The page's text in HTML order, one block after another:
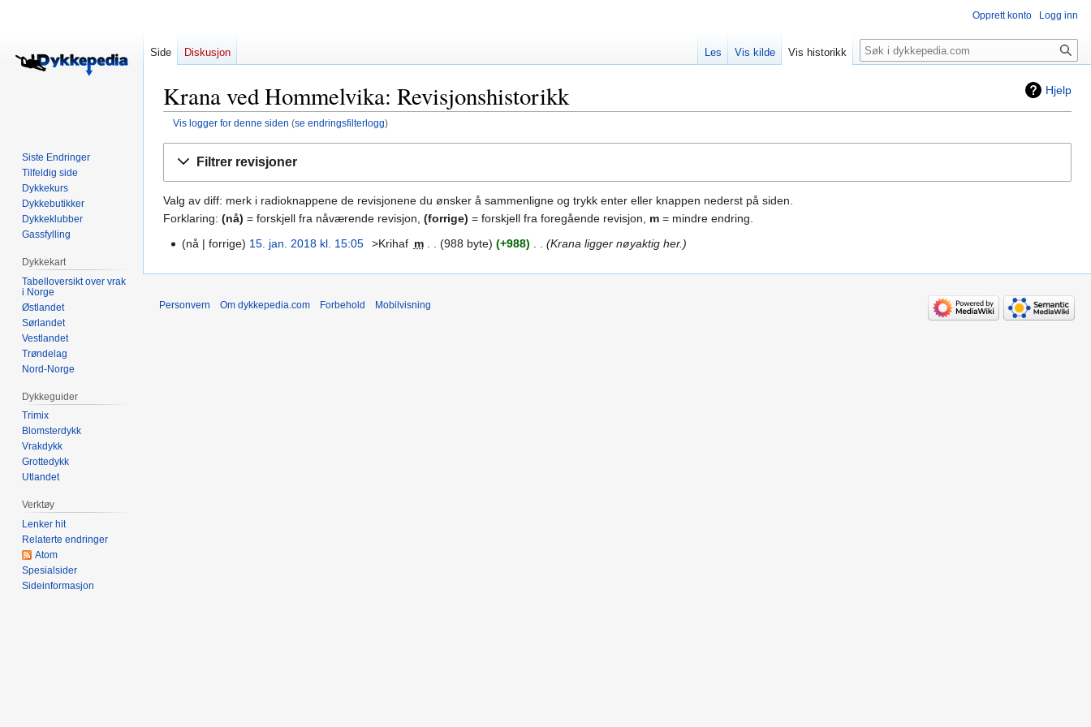
Hjelp
Krana ved Hommelvika: Revisjonshistorikk
Vis logger for denne siden (se endringsfilterlogg)
Filtrer revisjoner
Valg av diff: merk i radioknappene de revisjonene du ønsker å sammenligne og trykk enter eller knappen nederst på siden.
Forklaring: (nå) = forskjell fra nåværende revisjon, (forrige) = forskjell fra foregående revisjon, m = mindre endring.
15.
nå forrige 15. jan. 2018 kl. 15:05 >Krihaf m 988 byte +988 Krana ligger nøyaktig her.
Opprett konto Logg inn
Side Diskusjon Les Vis kilde Vis historikk Søk
Siste Endringer
Tilfeldig side
Dykkekurs
Dykkebutikker
Dykkeklubber
Gassfylling
Dykkekart
Tabelloversikt over vrak
i Norge
Østlandet
Sørlandet
Vestlandet
Trøndelag
Nord-Norge
Dykkeguider
Trimix
Blomsterdykk
Vrakdykk
Grottedykk
Utlandet
Verktøy
Lenker hit
Relaterte endringer
Atom
Spesialsider
Sideinformasjon
Personvern Om dykkepedia.com Forbehold Mobilvisning